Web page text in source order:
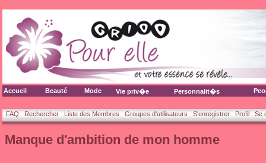
Accueil Beauté Mode Vie priv�e Personnalit�s
FAQ Rechercher Liste des Membres Groupes d'utilisateurs S'enregistrer Profil Se
Manque d'ambition de mon homme